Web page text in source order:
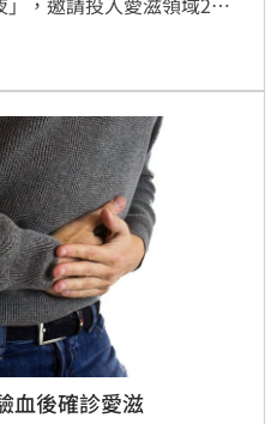
的治療演進與照護狀況，
血後確診愛滋